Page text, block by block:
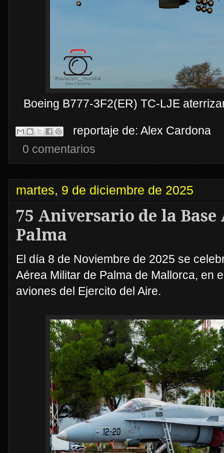
Boeing B777-3F2(ER) TC-LJE
reportaje de: Alex Cardona
0 comentarios
martes, 9 de diciembre de 2025
75 Aniversario de la
Palma
El día 8 de Noviembre de 2025 se
Aérea Militar de Palma de Mallorca, en
aviones del Ejercito del Aire.